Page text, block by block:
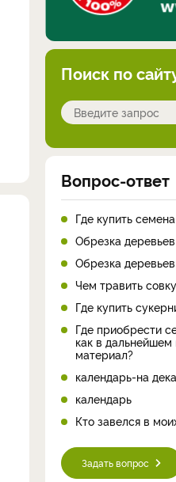
Поиск по
Вопрос-ответ
Где купить
Обрезка
Обрезка деревьев
Чем травить
Где купить
Где приобрести
как в дальнейшем
материал?
календарь-на
календарь
Кто завелся в
Задать вопрос